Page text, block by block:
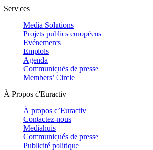
Services
Media Solutions
Projets publics européens
Evénements
Emplois
Agenda
Communiqués de presse
Members’ Circle
À Propos d'Euractiv
À propos d’Euractiv
Contactez-nous
Mediahuis
Communiqués de presse
Publicité politique